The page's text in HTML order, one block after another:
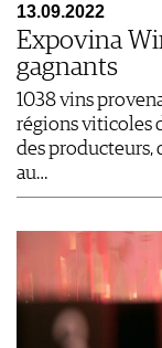
13.09.2022
Expovina
gagnants
1038 vins
régions viticoles
des producteurs,
au…